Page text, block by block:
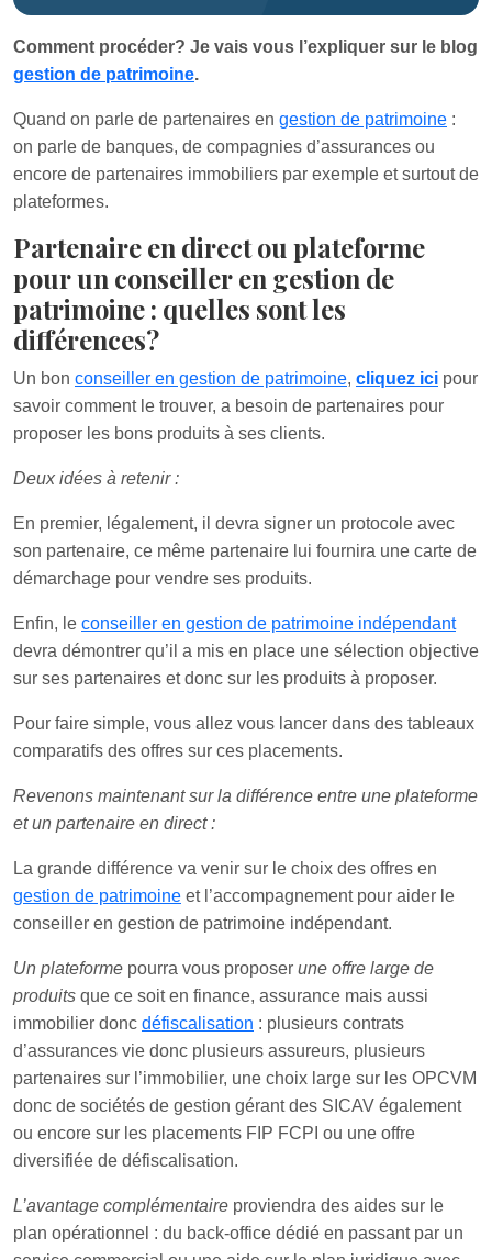
Comment procéder? Je vais vous l’expliquer sur le blog
gestion de patrimoine.
Quand on parle de partenaires en gestion de patrimoine :
on parle de banques, de compagnies d’assurances ou
encore de partenaires immobiliers par exemple et surtout de
plateformes.
Partenaire en direct ou plateforme
pour un conseiller en gestion de
patrimoine : quelles sont les
différences?
Un bon conseiller en gestion de patrimoine, cliquez ici pour
savoir comment le trouver, a besoin de partenaires pour
proposer les bons produits à ses clients.
Deux idées à retenir :
En premier, légalement, il devra signer un protocole avec
son partenaire, ce même partenaire lui fournira une carte de
démarchage pour vendre ses produits.
Enfin, le conseiller en gestion de patrimoine indépendant
devra démontrer qu’il a mis en place une sélection objective
sur ses partenaires et donc sur les produits à proposer.
Pour faire simple, vous allez vous lancer dans des tableaux
comparatifs des offres sur ces placements.
Revenons maintenant sur la différence entre une plateforme
et un partenaire en direct :
La grande différence va venir sur le choix des offres en
gestion de patrimoine et l’accompagnement pour aider le
conseiller en gestion de patrimoine indépendant.
Un plateforme pourra vous proposer une offre large de
produits que ce soit en finance, assurance mais aussi
immobilier donc défiscalisation : plusieurs contrats
d’assurances vie donc plusieurs assureurs, plusieurs
partenaires sur l’immobilier, une choix large sur les OPCVM
donc de sociétés de gestion gérant des SICAV également
ou encore sur les placements FIP FCPI ou une offre
diversifiée de défiscalisation.
L’avantage complémentaire proviendra des aides sur le
plan opérationnel : du back-office dédié en passant par un